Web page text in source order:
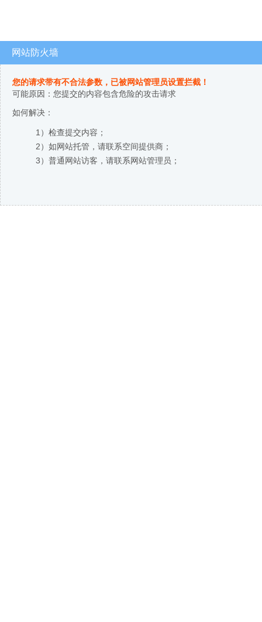
网站防火墙
您的请求带有不合法参数，已被网站管理员设置拦截！
可能原因：您提交的内容包含危险的攻击请求
如何解决：
1）检查提交内容；
2）如网站托管，请联系空间提供商；
3）普通网站访客，请联系网站管理员；